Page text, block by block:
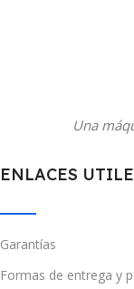
Una
ENLACES
Garantías
Formas de entrega y